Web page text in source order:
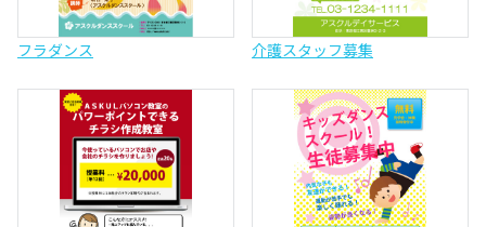
フラダンス 介護スタッフ募集